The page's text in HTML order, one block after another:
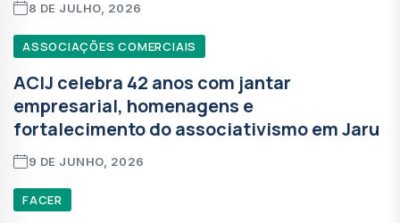
8 DE JULHO, 2026
ASSOCIAÇÕES COMERCIAIS
ACIJ celebra 42 anos com jantar
empresarial, homenagens e
fortalecimento do associativismo em Jaru
9 DE JUNHO, 2026
FACER